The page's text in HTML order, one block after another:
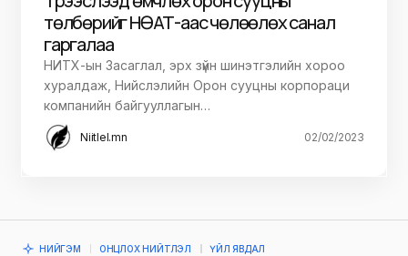
төлбөрийг НӨАТ-аас чөлөөлөх санал
гаргалаа
НИТХ-ын Засаглал, эрх зүйн шинэтгэлийн хороо
хуралдаж, Нийслэлийн Орон сууцны корпораци
компанийн байгууллагын…
Niitlel.mn 02/02/2023
НИЙГЭМ ОНЦЛОХ НИЙТЛЭЛ ҮЙЛ ЯВДАЛ